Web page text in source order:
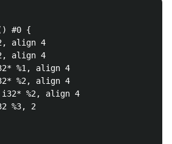
#0 {
align 4
align 4
%1, align 4
%2, align 4
%2, align 4
%3, 2